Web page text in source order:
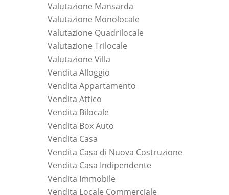
Valutazione Mansarda
Valutazione Monolocale
Valutazione Quadrilocale
Valutazione Trilocale
Valutazione Villa
Vendita Alloggio
Vendita Appartamento
Vendita Attico
Vendita Bilocale
Vendita Box Auto
Vendita Casa
Vendita Casa di Nuova Costruzione
Vendita Casa Indipendente
Vendita Immobile
Vendita Locale Commerciale